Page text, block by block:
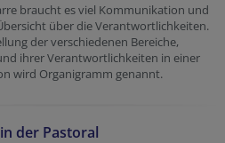
braucht es viel Kommunikation und
über die Verantwortlichkeiten.
der verschiedenen Bereiche,
ihrer Verantwortlichkeiten in einer
wird Organigramm genannt.
der Pastoral